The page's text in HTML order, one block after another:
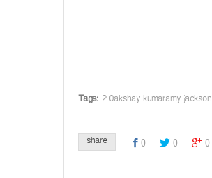
Tags: 2.0akshay kumaramy jackson
share 0 0 0